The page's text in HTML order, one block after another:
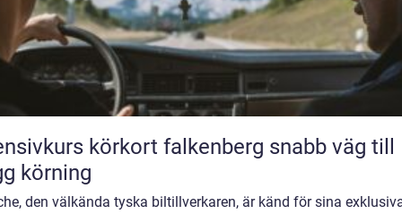
körkort falkenberg snabb väg till
körning
den välkända tyska biltillverkaren, är känd för sina